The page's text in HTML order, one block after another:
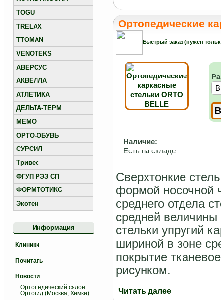
TOGU
TRELAX
TTOMAN
VENOTEKS
АВЕРСУС
АКВЕЛЛА
АТЛЕТИКА
ДЕЛЬТА-ТЕРМ
МЕМО
ОРТО-ОБУВЬ
СУРСИЛ
Тривес
ФГУП РЭЗ СП
ФОРМТОТИКС
Экотен
Информация
Клиники
Почитать
Новости
Ортопедический салон
Ортогид (Москва, Химки)
Ортопедические
Быстрый заказ (нужен
Наличие:
Есть на складе
Сверхтонкие
формой носочной
среднего отдела
средней
стельки упругий
шириной в зоне
покрытие
рисунком.
Читать далее